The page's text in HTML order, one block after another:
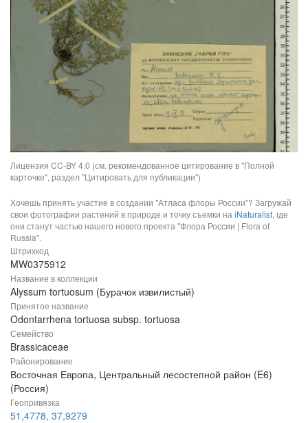
Лицензия CC-BY 4.0 (см. рекомендованное цитирование в "Полной
карточке", раздел "Цитировать для публикации")
Хочешь принять участие в создании "Атласа флоры России"? Загружай
свои фотографии растений в природе и точку съемки на iNaturalist, где
они станут частью нашего нового проекта "Флора России | Flora of
Russia".
Штрихкод
MW0375912
Название в коллекции
Alyssum tortuosum (Бурачок извилистый)
Принятое название
Odontarrhena tortuosa subsp. tortuosa
Семейство
Brassicaceae
Районирование
Восточная Европа, Центральный лесостепной район (E6)
(Россия)
Геопривязка
51,4778, 37,9279